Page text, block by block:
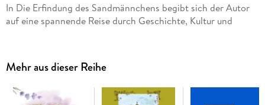
In Die Erfindung des Sandmännchens begibt sich der Autor
auf eine spannende Reise durch Geschichte, Kultur und
Hoffmanns düsteren Sandmann bis hin zur Entwicklung des
Sandmännchens im deutschen Fernsehen zeigt dieses Buch,
wie sich eine mythische Idee zu einer kulturellen Institution
entwickelt hat.
Mehr aus dieser Reihe